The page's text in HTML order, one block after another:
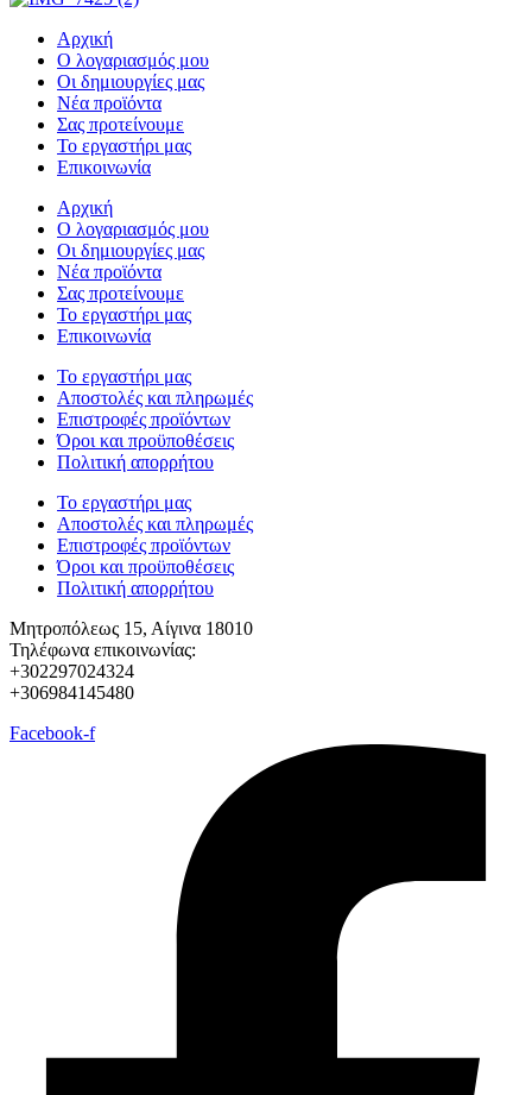
Αρχική
Ο λογαριασμός μου
Οι δημιουργίες μας
Νέα προϊόντα
Σας προτείνουμε
Το εργαστήρι μας
Επικοινωνία
Αρχική
Ο λογαριασμός μου
Οι δημιουργίες μας
Νέα προϊόντα
Σας προτείνουμε
Το εργαστήρι μας
Επικοινωνία
Το εργαστήρι μας
Αποστολές και πληρωμές
Επιστροφές προϊόντων
Όροι και προϋποθέσεις
Πολιτική απορρήτου
Το εργαστήρι μας
Αποστολές και πληρωμές
Επιστροφές προϊόντων
Όροι και προϋποθέσεις
Πολιτική απορρήτου
Μητροπόλεως 15, Αίγινα 18010
Τηλέφωνα επικοινωνίας:
+302297024324
+306984145480
Facebook-f